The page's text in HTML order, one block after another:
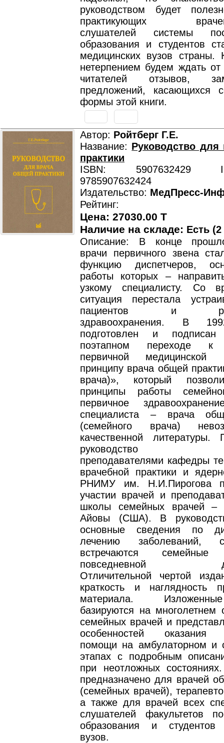
руководством будет
практикующих врачей-
слушателей системы
образования и студентов
медицинских вузов страны.
нетерпением будем ждать
читателей отзывов,
предложений, касающихся
формы этой книги.
Автор: Ройтберг Г.Е.
Название: Руководство
практики
ISBN: 5907632429
9785907632424
Издательство: МедПресс-
Рейтинг:
Цена: 27030.00 T
Наличие на складе: Есть
Описание: В конце
врачи первичного звена
функцию диспетчеров,
работы которых –
узкому специалисту. Со
ситуация перестала
пациентов и
здравоохранения. В
подготовлен и
поэтапном переходе к
первичной
принципу врача общей
врача)», который
принципы работы
первичное
специалиста – врача
(семейного врача)
качественной литературы.
руководство
преподавателями кафедры
врачебной практики и
РНИМУ им. Н.И.Пирогова
участии врачей и
школы семейных врачей –
Айовы (США). В
основные сведения по
лечению заболеваний,
встречаются
повседневной
Отличительной чертой
краткость и наглядность
материала.
базируются на многолетнем
семейных врачей и
особенностей оказания
помощи на амбулаторном и
этапах с подробным
при неотложных
предназначено для врачей
(семейных врачей),
а также для врачей всех
слушателей факультетов
образования и студентов
вузов.